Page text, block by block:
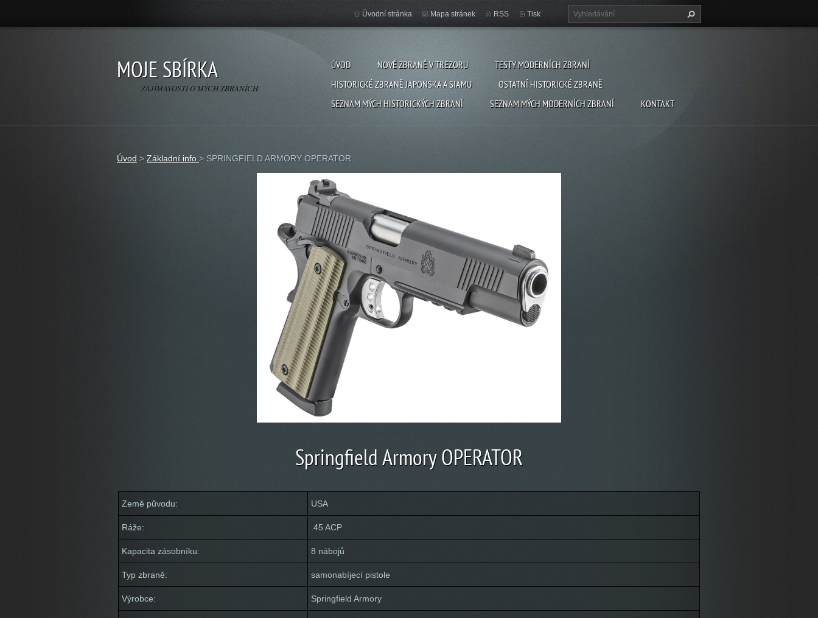
MOJE SBÍRKA
ZAJÍMAVOSTI O MÝCH ZBRANÍCH
ÚVOD NOVÉ ZBRANĚ V TREZORU
TESTY MODERNÍCH ZBRANÍ
HISTORICKÉ ZBRANĚ JAPONSKA A SIAMU
OSTATNÍ HISTORICKÉ ZBRANĚ
SEZNAM MÝCH HISTORICKÝCH ZBRANÍ
SEZNAM MÝCH MODERNÍCH ZBRANÍ KONTAKT
Úvodní stránka Mapa stránek RSS Tisk
Úvod > Základní info > SPRINGFIELD ARMORY OPERATOR
Springfield Armory OPERATOR
Země původu: USA
Ráže: .45 ACP
Kapacita zásobníku: 8 nábojů
Typ zbraně: samonabíjecí pistole
Výrobce: Springfield Armory